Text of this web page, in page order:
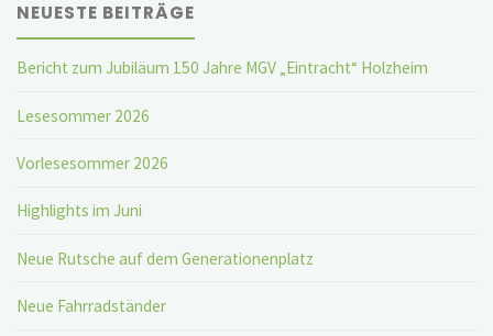
NEUESTE BEITRÄGE
Bericht zum Jubiläum 150 Jahre MGV „Eintracht“ Holzheim
Lesesommer 2026
Vorlesesommer 2026
Highlights im Juni
Neue Rutsche auf dem Generationenplatz
Neue Fahrradständer